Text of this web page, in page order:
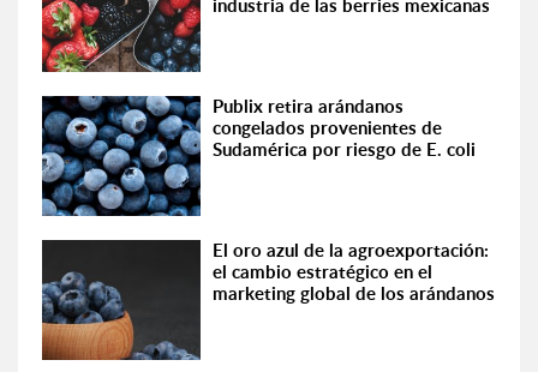
industria de las berries mexicanas
Publix retira arándanos
congelados provenientes de
Sudamérica por riesgo de E. coli
El oro azul de la agroexportación:
el cambio estratégico en el
marketing global de los arándanos